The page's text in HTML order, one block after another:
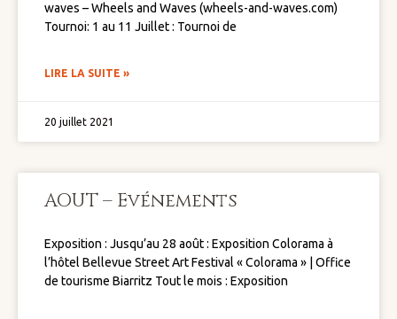
waves – Wheels and Waves (wheels-and-waves.com)
Tournoi: 1 au 11 Juillet : Tournoi de
LIRE LA SUITE »
20 juillet 2021
AOUT – Evénements
Exposition : Jusqu’au 28 août : Exposition Colorama à
l’hôtel Bellevue Street Art Festival « Colorama » | Office
de tourisme Biarritz Tout le mois : Exposition